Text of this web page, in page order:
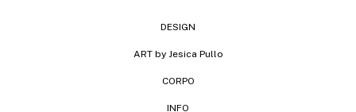
DESIGN
ART by Jesica Pullo
CORPO
INFO